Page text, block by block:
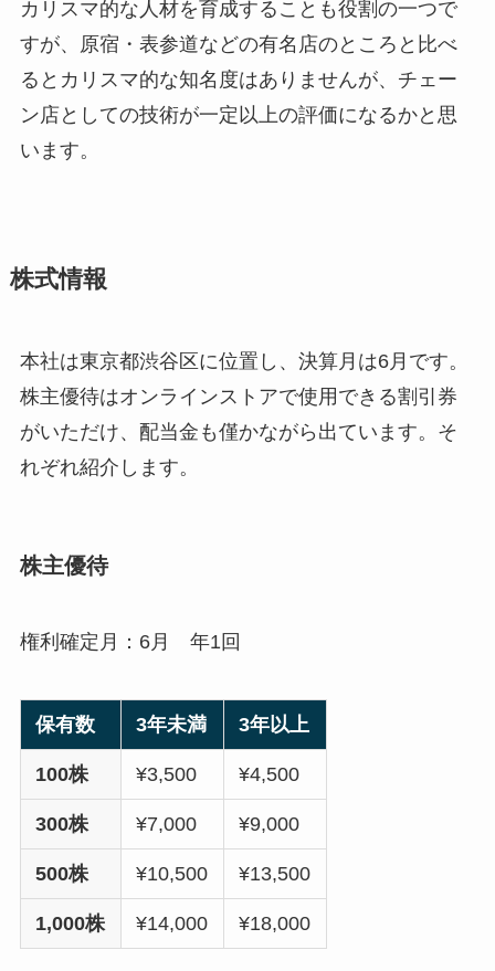
カリスマ的な人材を育成することも役割の一つで
すが、原宿・表参道などの有名店のところと比べ
るとカリスマ的な知名度はありませんが、チェー
ン店としての技術が一定以上の評価になるかと思
います。
株式情報
本社は東京都渋谷区に位置し、決算月は6月です。
株主優待はオンラインストアで使用できる割引券
がいただけ、配当金も僅かながら出ています。そ
れぞれ紹介します。
株主優待
権利確定月：6月 年1回
保有数 3年未満 3年以上
100株 ¥3,500 ¥4,500
300株 ¥7,000 ¥9,000
500株 ¥10,500 ¥13,500
1,000株 ¥14,000 ¥18,000